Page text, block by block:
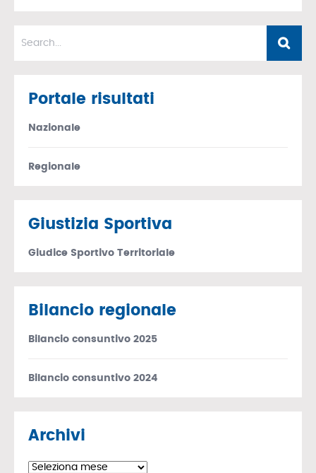
Portale risultati
Nazionale
Regionale
Giustizia Sportiva
Giudice Sportivo Territoriale
Bilancio regionale
Bilancio consuntivo 2025
Bilancio consuntivo 2024
Archivi
Archivi